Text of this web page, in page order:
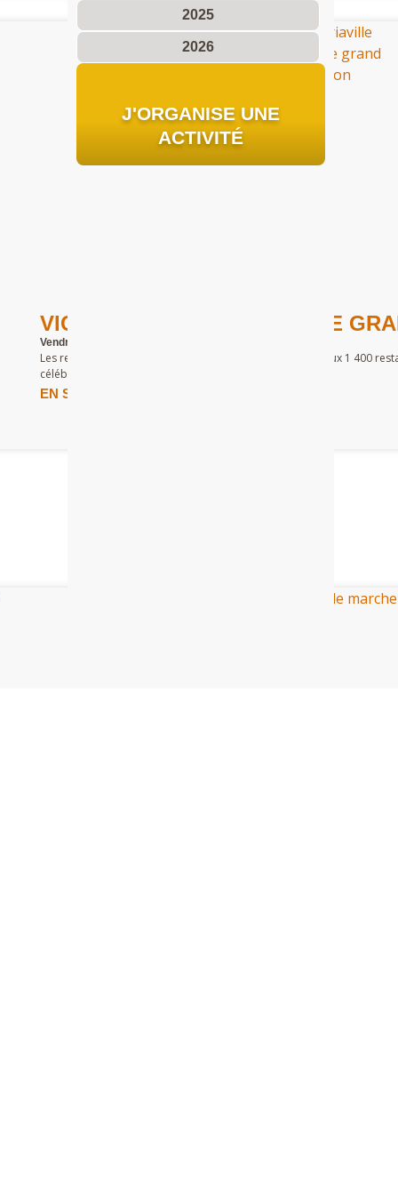
VICTORIAVILLE CÉLÈBRE LE
Vendredi, 27 avril 2012
Les restaurants McDonald’s® de Victoriaville se joignent aux 1 400
célébrer le 19e Grand McDon.
EN SAVOIR PLUS
2025
2026
J'ORGANISE UNE
ACTIVITÉ